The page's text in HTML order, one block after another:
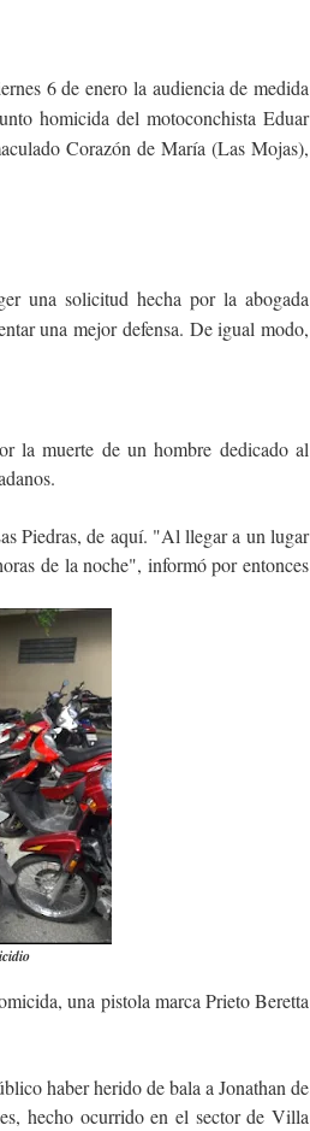
6 de enero la audiencia de medida
homicida del motoconchista Eduar
Corazón de María (Las Mojas),
una solicitud hecha por la abogada
una mejor defensa. De igual modo,
la muerte de un hombre dedicado al
Piedras, de aquí. "Al llegar a un lugar
de la noche", informó por entonces
una pistola marca Prieto Beretta
haber herido de bala a Jonathan de
hecho ocurrido en el sector de Villa